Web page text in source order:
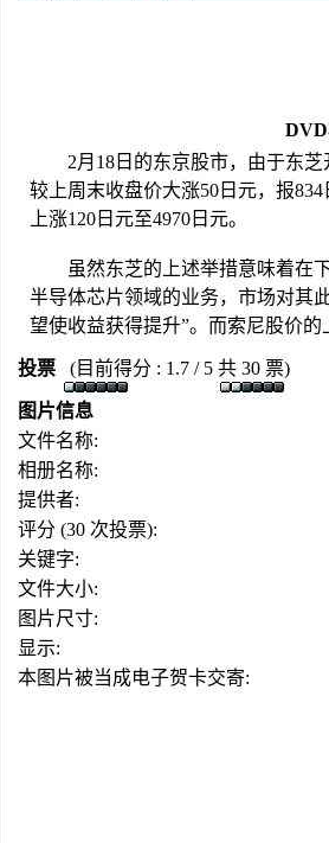
2月18日的东京股市，由于东芝
较上周末收盘价大涨50日元，报
上涨120日元至4970日元。
虽然东芝的上述举措意味着在下
半导体芯片领域的业务，市场对其
望使收益获得提升”。而索尼股价
投票 (目前得分 : 1.7 / 5 共 30 票)
图片信息
文件名称:
相册名称:
提供者:
评分 (30 次投票):
关键字:
文件大小:
图片尺寸:
显示:
本图片被当成电子贺卡交寄: